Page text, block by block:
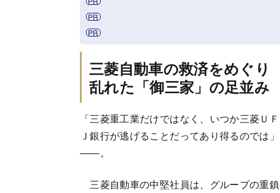
三菱自動車の救済をめぐり
乱れた「御三家」の足並み
「三菱重工業だけではなく、いつか三菱ＵＦ
Ｊ銀行が逃げることだってあり得るのでは」
――。
三菱自動車の中堅社員は、グループの重鎮